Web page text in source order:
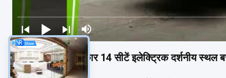
4 पहिया इलेक्ट्रिक कार 14 सीटें इलेक्ट्रिक दर्शनीय